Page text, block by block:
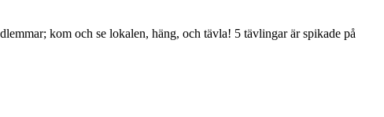
kom och se lokalen, häng, och tävla! 5 tävlingar är spikade på